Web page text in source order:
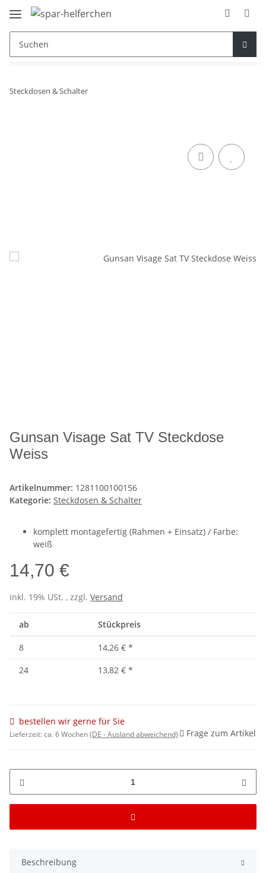
Steckdosen & Schalter
Gunsan Visage Sat TV Steckdose
Weiss
Artikelnummer: 1281100100156
Kategorie: Steckdosen & Schalter
komplett montagefertig (Rahmen + Einsatz) / Farbe:
weiß
14,70 €
inkl. 19% USt. , zzgl. Versand
ab Stückpreis
8 14,26 € *
24
13,82 € *
bestellen wir gerne für Sie
Lieferzeit:ca. 6 Wochen(DE - Ausland abweichend) Frage zum Artikel
Beschreibung